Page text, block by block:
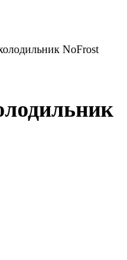
NoFrost